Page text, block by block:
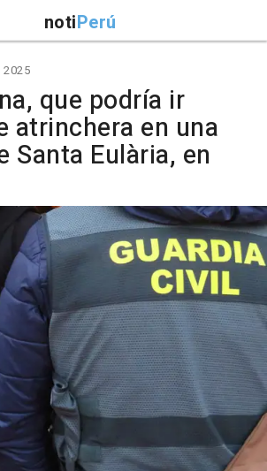
notiPerú
2025
que podría ir
atrinchera en una
Santa Eulària, en